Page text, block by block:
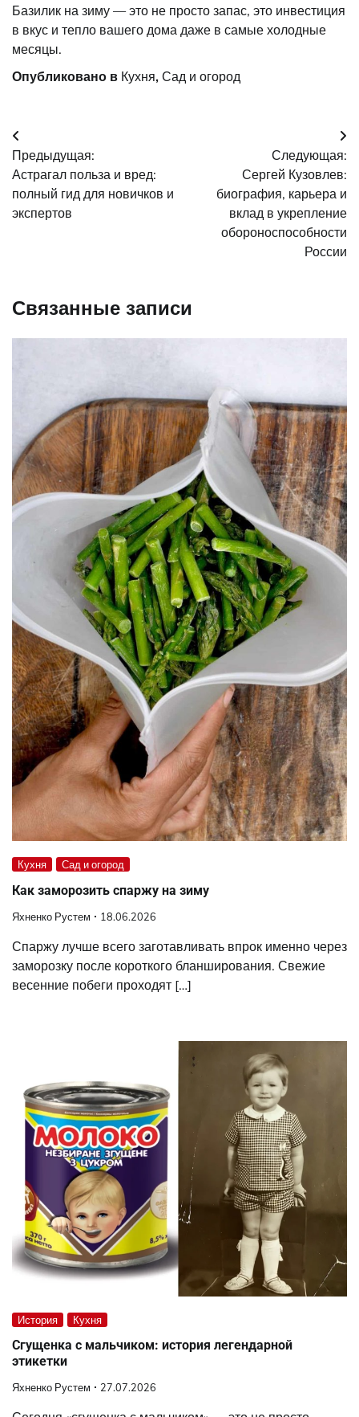
Базилик на зиму — это не просто запас, это инвестиция
в вкус и тепло вашего дома даже в самые холодные
месяцы.
Опубликовано в Кухня, Сад и огород
Навигация
по
записям
Предыдущая:
Астрагал польза и вред:
полный гид для новичков и
экспертов
Следующая:
Сергей Кузовлев:
биография, карьера и
вклад в укрепление
обороноспособности
России
Связанные записи
Кухня Сад и огород
Как заморозить спаржу на зиму
Яхненко Рустем 18.06.2026
Спаржу лучше всего заготавливать впрок именно через
заморозку после короткого бланширования. Свежие
весенние побеги проходят […]
История Кухня
Сгущенка с мальчиком: история легендарной
этикетки
Яхненко Рустем 27.07.2026